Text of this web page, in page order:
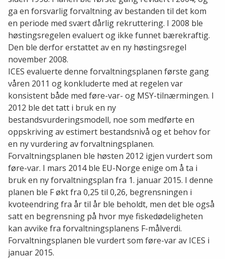
ga en forsvarlig forvaltning av bestanden til det kom
en periode med svært dårlig rekruttering. I 2008 ble
høstingsregelen evaluert og ikke funnet bærekraftig.
Den ble derfor erstattet av en ny høstingsregel
november 2008.
ICES evaluerte denne forvaltningsplanen første gang
våren 2011 og konkluderte med at regelen var
konsistent både med føre-var- og MSY-tilnærmingen. I
2012 ble det tatt i bruk en ny
bestandsvurderingsmodell, noe som medførte en
oppskriving av estimert bestandsnivå og et behov for
en ny vurdering av forvaltningsplanen.
Forvaltningsplanen ble høsten 2012 igjen vurdert som
føre-var. I mars 2014 ble EU-Norge enige om å ta i
bruk en ny forvaltningsplan fra 1. januar 2015. I denne
planen ble F økt fra 0,25 til 0,26, begrensningen i
kvoteendring fra år til år ble beholdt, men det ble også
satt en begrensning på hvor mye fiskedødeligheten
kan avvike fra forvaltningsplanens F-målverdi.
Forvaltningsplanen ble vurdert som føre-var av ICES i
januar 2015.